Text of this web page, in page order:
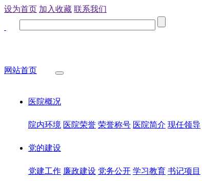
设为首页 加入收藏 联系我们
网站首页
医院概况
院内环境 医院荣誉 荣誉称号 医院简介 现任领导
党的建设
党建工作 廉政建设 党务公开 学习教育 书记项目